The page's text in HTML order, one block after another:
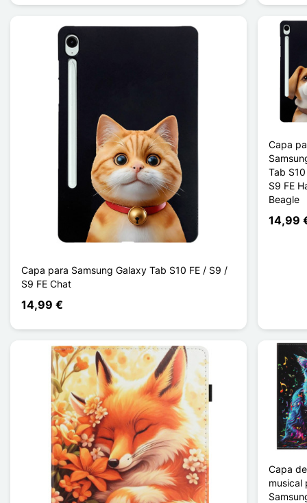
Capa para Samsung Galaxy Tab S10 FE / S9 /
S9 FE Chat
14,99 €
Capa
Tab
S9 FE
Beagle
14,99
Capa
musical